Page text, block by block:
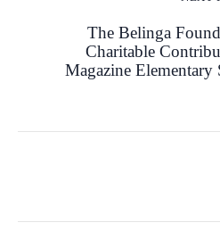
The Belinga
Charitable
Magazine Elementary